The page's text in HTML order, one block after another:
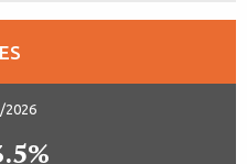
2026